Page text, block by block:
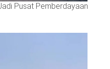
Pusat Pemberdayaan